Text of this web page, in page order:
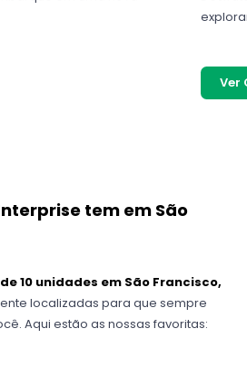
Ver
tem em São
10 unidades em São Francisco,
localizadas para que sempre
Aqui estão as nossas favoritas: